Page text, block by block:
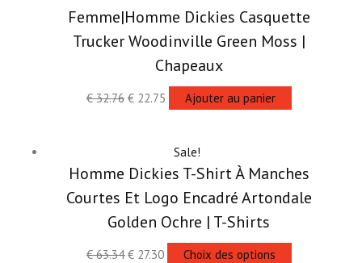
Femme|Homme Dickies Casquette
Trucker Woodinville Green Moss |
Chapeaux
€32.76 €22.75 Ajouter au panier
Sale!
Homme Dickies T-Shirt À Manches
Courtes Et Logo Encadré Artondale
Golden Ochre | T-Shirts
€63.34 €27.30 Choix des options